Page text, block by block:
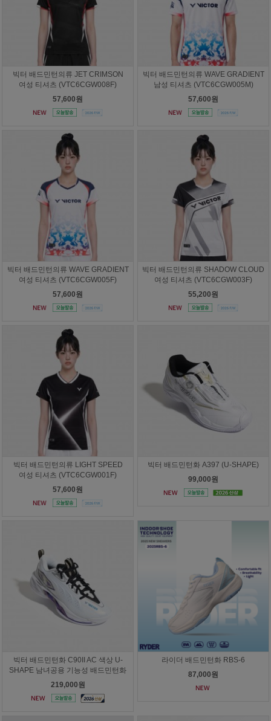
빅터 배드민턴의류 JET CRIMSON
여성 티셔츠 (VTC6CGW008F)
57,600원
빅터 배드민턴의류 WAVE GRADIENT
남성 티셔츠 (VTC6CGW005M)
57,600원
빅터 배드민턴의류 WAVE GRADIENT
여성 티셔츠 (VTC6CGW005F)
57,600원
빅터 배드민턴의류 SHADOW CLOUD
여성 티셔츠 (VTC6CGW003F)
55,200원
빅터 배드민턴의류 LIGHT SPEED
여성 티셔츠 (VTC6CGW001F)
57,600원
빅터 배드민턴화 A397 (U-SHAPE)
99,000원
빅터 배드민턴화 C90II AC 색상 U-
SHAPE 남녀공용 기능성 배드민턴화
219,000원
라이더 배드민턴화 RBS-6
87,000원